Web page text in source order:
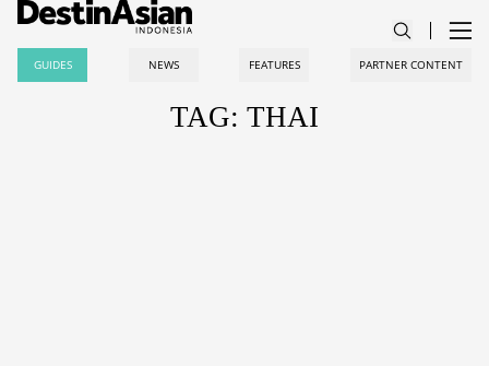
GUIDES NEWS FEATURES PARTNER CONTENT
TAG: THAI